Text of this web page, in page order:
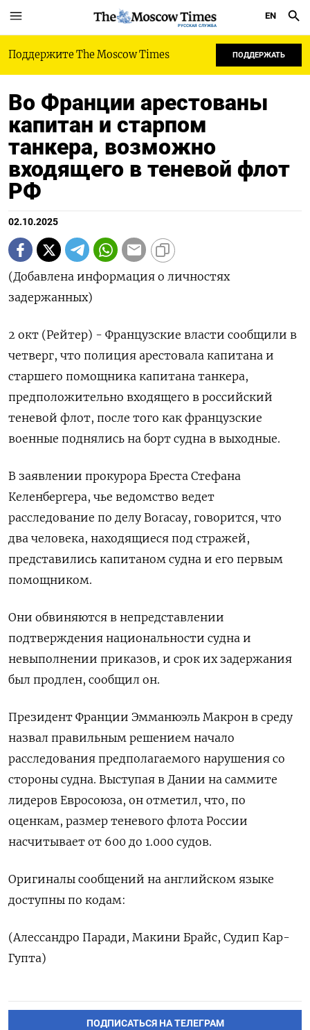
РУССКАЯ СЛУЖБА
EN
Поддержите The Moscow Times ПОДДЕРЖАТЬ
Во Франции арестованы
капитан и старпом
танкера, возможно
входящего в теневой флот
РФ
02.10.2025
(Добавлена информация о личностях
задержанных)
2 окт (Рейтер) - Французские власти сообщили в
четверг, что полиция арестовала капитана и
старшего помощника капитана танкера,
предположительно входящего в российский
теневой флот, после того как французские
военные поднялись на борт судна в выходные.
В заявлении прокурора Бреста Стефана
Келенбергера, чье ведомство ведет
расследование по делу Boracay, говорится, что
два человека, находящиеся под стражей,
представились капитаном судна и его первым
помощником.
Они обвиняются в непредставлении
подтверждения национальности судна и
невыполнении приказов, и срок их задержания
был продлен, сообщил он.
Президент Франции Эмманюэль Макрон в среду
назвал правильным решением начало
расследования предполагаемого нарушения со
стороны судна. Выступая в Дании на саммите
лидеров Евросоюза, он отметил, что, по
оценкам, размер теневого флота России
насчитывает от 600 до 1.000 судов.
Оригиналы сообщений на английском языке
доступны по кодам:
(Алессандро Паради, Макини Брайс, Судип Кар-
Гупта)
ПОДПИСАТЬСЯ НА ТЕЛЕГРАМ